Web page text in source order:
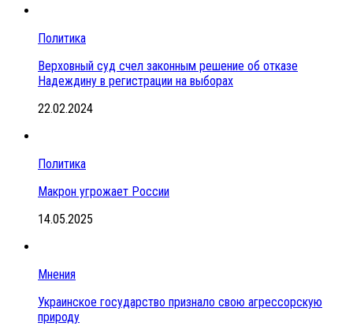
Политика
Верховный суд счел законным решение об отказе
Надеждину в регистрации на выборах
22.02.2024
Политика
Макрон угрожает России
14.05.2025
Мнения
Украинское государство признало свою агрессорскую
природу